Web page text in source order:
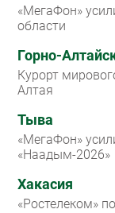
«МегаФон»
области
Горно-
Курорт
Алтая
Тыва
«МегаФон»
«Наадым-2026»
Хакасия
«Ростелеком»